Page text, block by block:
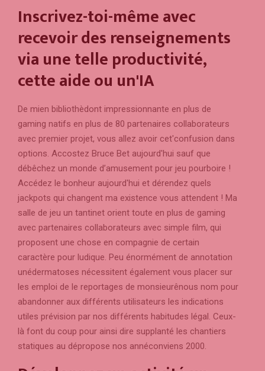
Inscrivez-toi-même avec
recevoir des renseignements
via une telle productivité,
cette aide ou un'IA
De mien bibliothèdont impressionnante en plus de
gaming natifs en plus de 80 partenaires collaborateurs
avec premier projet, vous allez avoir cet'confusion dans
options. Accostez Bruce Bet aujourd'hui sauf que
débêchez un monde d’amusement pour jeu pourboire !
Accédez le bonheur aujourd'hui et dérendez quels
jackpots qui changent ma existence vous attendent ! Ma
salle de jeu un tantinet orient toute en plus de gaming
avec partenaires collaborateurs avec simple film, qui
proposent une chose en compagnie de certain
caractère pour ludique. Peu énormément de annotation
unédermatoses nécessitent également vous placer sur
les emploi de le reportages de monsieurênous nom pour
abandonner aux différents utilisateurs les indications
utiles prévision par nos différents habitudes légal. Ceux-
là font du coup pour ainsi dire supplanté les chantiers
statiques au dépropose nos annéconviens 2000.